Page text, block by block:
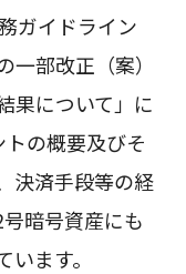
ガイドライン
一部改正（案）
果について」に
の概要及びそ
決済手段等の経
暗号資産にも
ます。